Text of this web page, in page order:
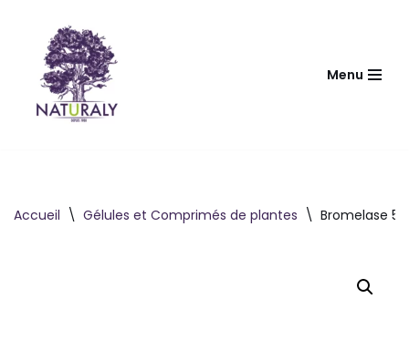
contenu
Menu
Accueil \ Gélules et Comprimés de plantes \ Bromelase